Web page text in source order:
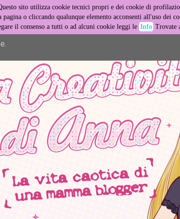
sito utilizza cookie tecnici propri e dei cookie di
pagina o cliccando qualunque elemento acconsenti all'uso dei
il consenso a tutti o ad alcuni cookie leggi le Info Trovate
its services and to analyze traffic. Your IP
and security metrics to ensure quality of